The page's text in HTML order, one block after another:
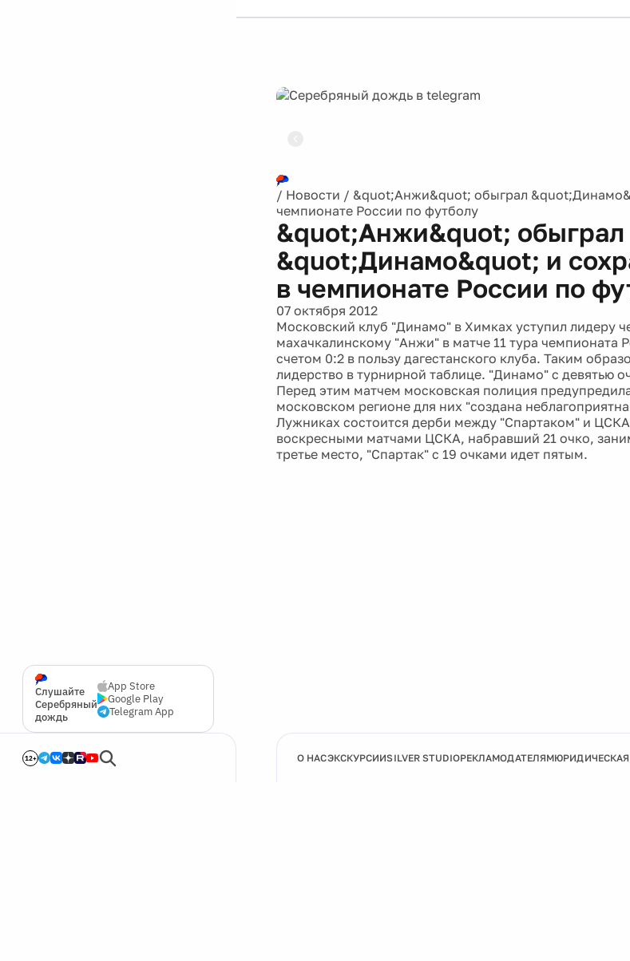
Слушайте
Серебряный
дождь
App Store
Google Play
Telegram App
12+
/ Новости / &quot;Анжи&quot; обыграл
чемпионате России по футболу
&quot;Анжи&quot; обыграл
&quot;Динамо&quot; и
в чемпионате России по
07 октября 2012
Московский клуб "Динамо" в Химках уступил лидеру
махачкалинскому "Анжи" в матче 11 тура чемпионата
счетом 0:2 в пользу дагестанского клуба. Таким
лидерство в турнирной таблице. "Динамо" с девятью
Перед этим матчем московская полиция
московском регионе для них "создана
Лужниках состоится дерби между "Спартаком" и
воскресными матчами ЦСКА, набравший 21 очко,
третье место, "Спартак" с 19 очками идет пятым.
О НАСЭКСКУРСИИSILVER STUDIOРЕКЛАМОДАТЕЛЯМ